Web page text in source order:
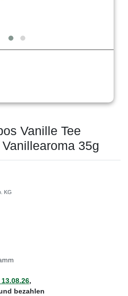
Vanille Tee
35g
KG
,
bezahlen